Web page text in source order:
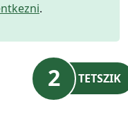
.
2 TETSZIK